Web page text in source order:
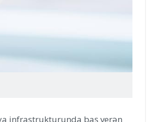
infrastrukturunda baş verən